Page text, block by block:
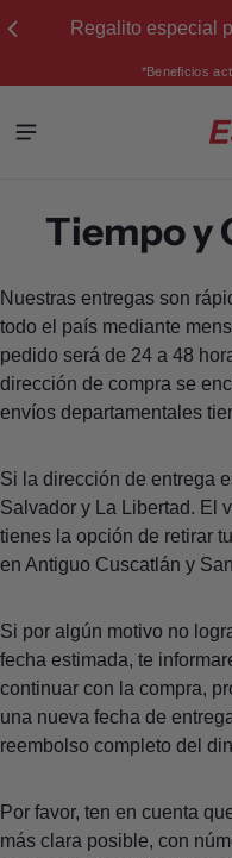
Regalito especial
*Beneficios
Tiempo y
Nuestras entregas son
todo el país mediante
pedido será de 24 a 48
dirección de compra se
envíos departamentales
Si la dirección de entrega
Salvador y La Libertad. El
tienes la opción de retirar
en Antiguo Cuscatlán y
Si por algún motivo no
fecha estimada, te
continuar con la compra,
una nueva fecha de
reembolso completo del
Por favor, ten en cuenta
más clara posible, con